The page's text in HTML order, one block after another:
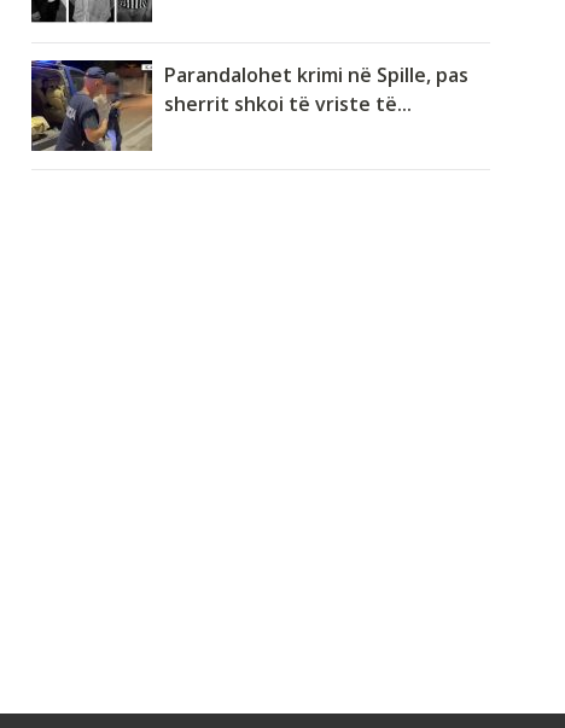
Parandalohet krimi në Spille, pas
sherrit shkoi të vriste të...